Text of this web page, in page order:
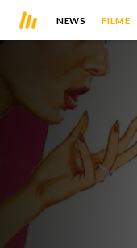
NEWS FILME